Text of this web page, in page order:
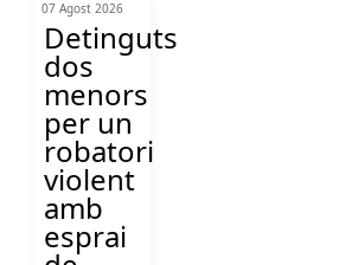
07 Agost 2026
Detinguts
dos
menors
per un
robatori
violent
amb
esprai